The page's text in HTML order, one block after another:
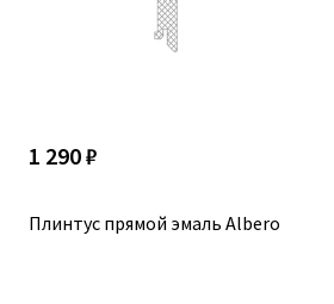
1 290 ₽
Плинтус прямой эмаль Albero